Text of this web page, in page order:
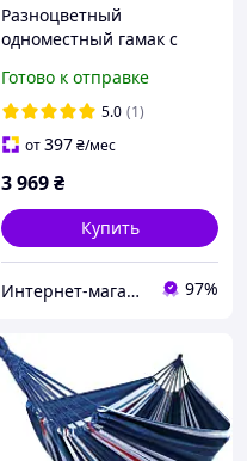
Разноцветный
одноместный гамак с
Mexico XL 200x100 см
Готово к отправке
5.0 (1)
от397₴/мес
3 969₴
Купить
Интернет-магазин "Астрокомфорт" 97%